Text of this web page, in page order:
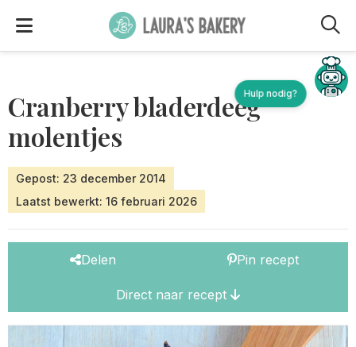
Cranberry bladerdeeg
molentjes
Gepost: 23 december 2014
Laatst bewerkt: 16 februari 2026
Delen Pin recept
Direct naar recept
Hulp nodig?